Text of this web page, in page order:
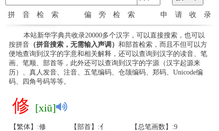
拼音检索 偏旁检索 申请收录
本站新华字典共收录20000多个汉字，可以直接搜索，也可以
按拼音（拼音搜索，无需输入声调） 和部首检索，而且不但可以方
便地查询到汉字的字意和相关解释，还可以查询到汉字的读音、笔
画、笔顺、部首等，此外还可以查询到汉字的字源（汉字起源来
历）、真人发音、注音、五笔编码、仓颉编码、郑码、Unicode编
码、四角号码等等。
修 [xiū]
【繁体】:修 【部首】:亻 【总笔画数】:9